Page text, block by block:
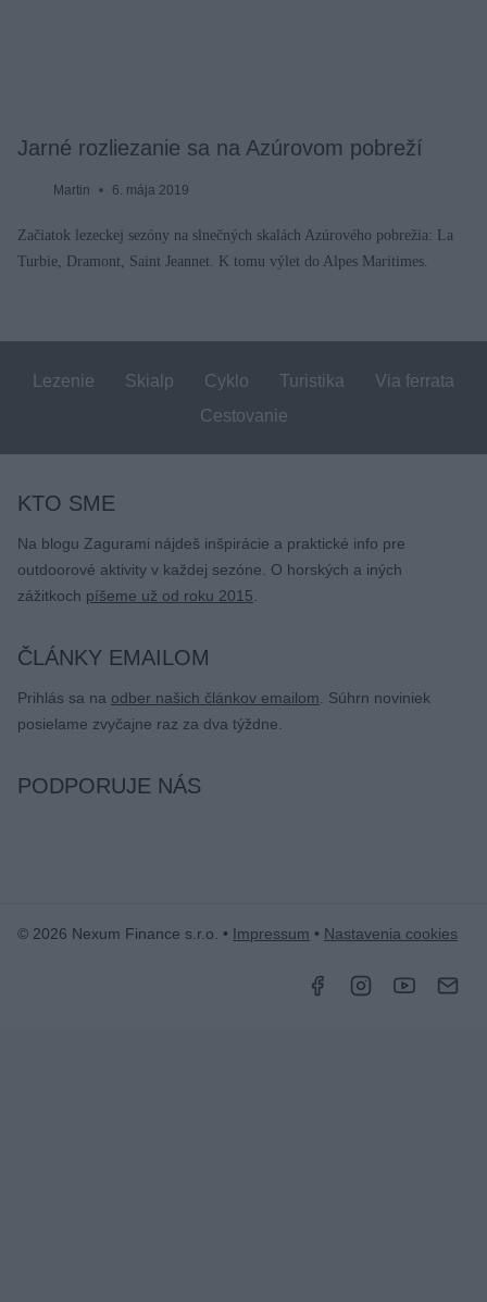
Jarné rozliezanie sa na Azúrovom pobreží
Martin 6. mája 2019
Začiatok lezeckej sezóny na slnečných skalách Azúrového pobrežia: La
Turbie, Dramont, Saint Jeannet. K tomu výlet do Alpes Maritimes.
Lezenie Skialp Cyklo Turistika
Via ferrata
Cestovanie
KTO SME
Na blogu Zagurami nájdeš inšpirácie a praktické info pre
outdoorové aktivity v každej sezóne. O horských a iných
zážitkoch píšeme už od roku 2015
ČLÁNKY EMAILOM
Prihlás sa na odber našich článkov emailom . Súhrn noviniek
posielame zvyčajne raz za dva týždne.
PODPORUJE NÁS
© 2026 Nexum Finance s.r.o. • Impressum • Nastavenia cookies